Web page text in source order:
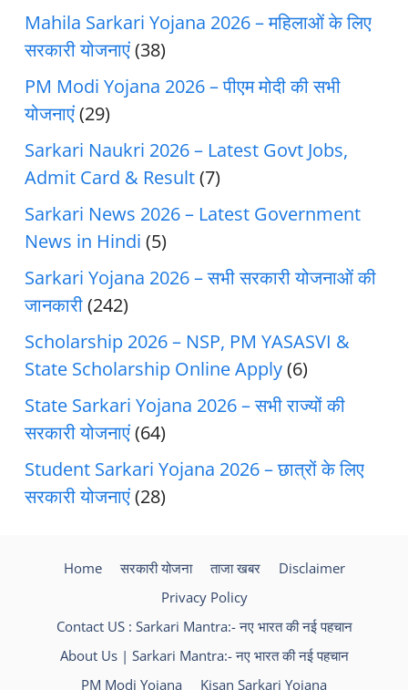
Mahila Sarkari Yojana 2026 – महिलाओं के लिए
सरकारी योजनाएं(38)
PM Modi Yojana 2026 – पीएम मोदी की सभी
योजनाएं(29)
Sarkari Naukri 2026 – Latest Govt Jobs,
Admit Card & Result(7)
Sarkari News 2026 – Latest Government
News in Hindi (5)
Sarkari Yojana 2026 – सभी सरकारी योजनाओं की
जानकारी(242)
Scholarship 2026 – NSP, PM YASASVI &
State Scholarship Online Apply(6)
State Sarkari Yojana 2026 – सभी राज्यों की
सरकारी योजनाएं(64)
Student Sarkari Yojana 2026 – छात्रों के लिए
सरकारी योजनाएं(28)
Home सरकारी योजना ताजा खबर
Disclaimer
Privacy Policy
Contact US : Sarkari Mantra:- नए भारत की नई पहचान
About Us | Sarkari Mantra:- नए भारत की नई पहचान
PM Modi Yojana
Kisan Sarkari Yojana